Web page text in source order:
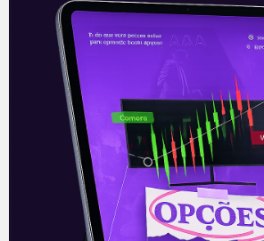
Leia mais
22/09/2021